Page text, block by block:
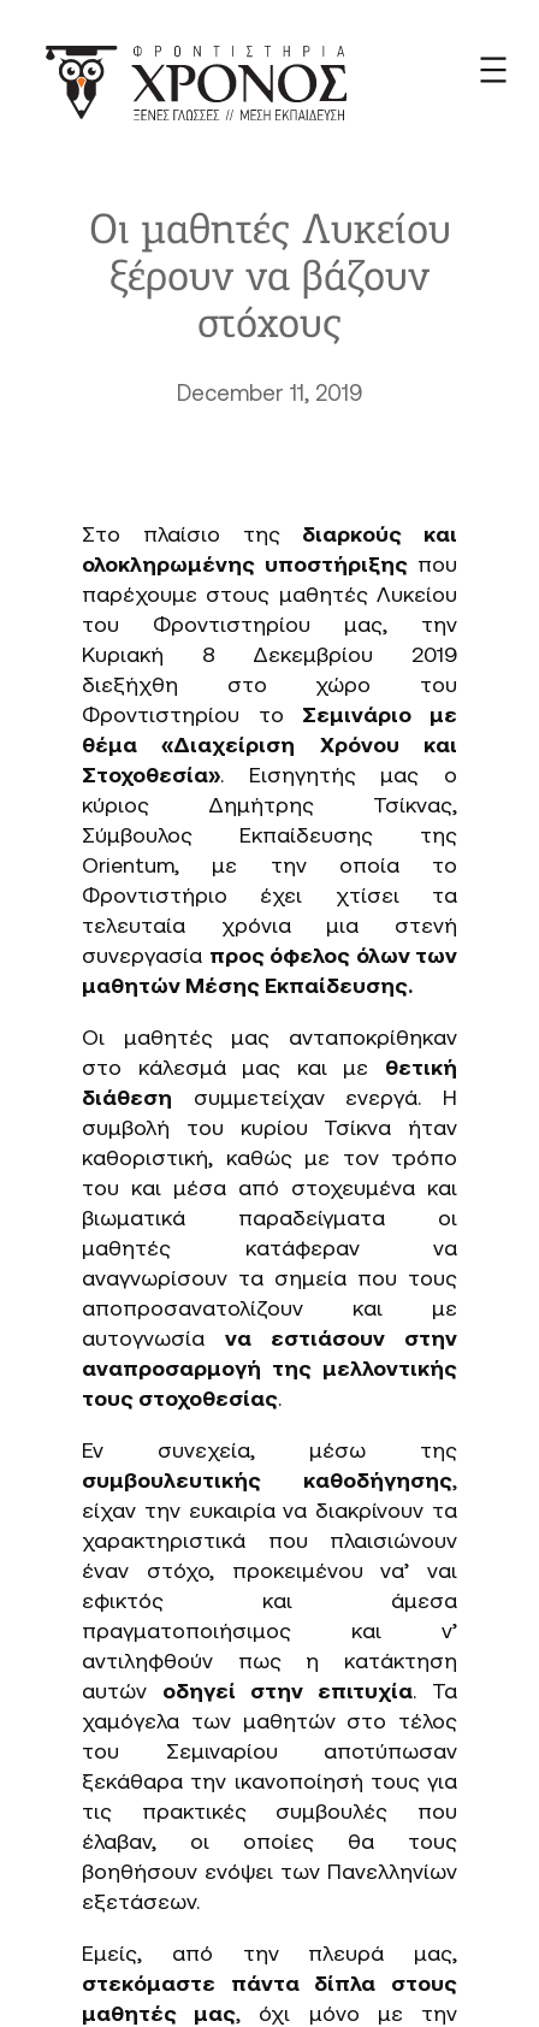
content
Οι μαθητές Λυκείου
ξέρουν να βάζουν
στόχους
December 11, 2019
Στο πλαίσιο της διαρκούς και
ολοκληρωμένης υποστήριξηςπου
παρέχουμε στους μαθητές Λυκείου
του Φροντιστηρίου μας, την
Κυριακή 8 Δεκεμβρίου 2019
διεξήχθη στο χώρο του
Φροντιστηρίου το Σεμινάριο με
θέμα «Διαχείριση Χρόνου και
Στοχοθεσία». Εισηγητής μας ο
κύριος Δημήτρης Τσίκνας,
Σύμβουλος Εκπαίδευσης της
Orientum, με την οποία το
Φροντιστήριο έχει χτίσει τα
τελευταία χρόνια μια στενή
συνεργασία προς όφελος όλων των
μαθητών Μέσης Εκπαίδευσης.
Οι μαθητές μας ανταποκρίθηκαν
στο κάλεσμά μας και με θετική
διάθεση συμμετείχαν ενεργά. Η
συμβολή του κυρίου Τσίκνα ήταν
καθοριστική, καθώς με τον τρόπο
του και μέσα από στοχευμένα και
βιωματικά παραδείγματα οι
μαθητές κατάφεραν να
αναγνωρίσουν τα σημεία που τους
αποπροσανατολίζουν και με
αυτογνωσία να εστιάσουν στην
αναπροσαρμογή της μελλοντικής
τους στοχοθεσίας.
Εν συνεχεία, μέσω της
συμβουλευτικής καθοδήγησης,
είχαν την ευκαιρία να διακρίνουν τα
χαρακτηριστικά που πλαισιώνουν
έναν στόχο, προκειμένου να’ ναι
εφικτός και άμεσα
πραγματοποιήσιμος και ν’
αντιληφθούν πως η κατάκτηση
αυτών οδηγεί στην επιτυχία. Τα
χαμόγελα των μαθητών στο τέλος
του Σεμιναρίου αποτύπωσαν
ξεκάθαρα την ικανοποίησή τους για
τις πρακτικές συμβουλές που
έλαβαν, οι οποίες θα τους
βοηθήσουν ενόψει των Πανελληνίων
εξετάσεων.
Εμείς, από την πλευρά μας,
στεκόμαστε πάντα δίπλα στους
μαθητές μας, όχι μόνο με την